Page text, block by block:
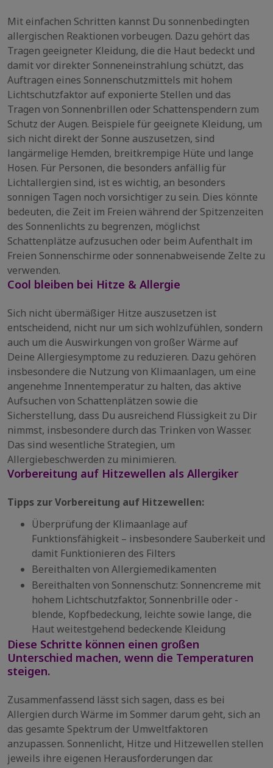
Mit einfachen Schritten kannst Du sonnenbedingten
allergischen Reaktionen vorbeugen. Dazu gehört das
Tragen geeigneter Kleidung, die die Haut bedeckt und
damit vor direkter Sonneneinstrahlung schützt, das
Auftragen eines Sonnenschutzmittels mit hohem
Lichtschutzfaktor auf exponierte Stellen und das
Tragen von Sonnenbrillen oder Schattenspendern zum
Schutz der Augen. Beispiele für geeignete Kleidung, um
sich nicht direkt der Sonne auszusetzen, sind
langärmelige Hemden, breitkrempige Hüte und lange
Hosen. Für Personen, die besonders anfällig für
Lichtallergien sind, ist es wichtig, an besonders
sonnigen Tagen noch vorsichtiger zu sein. Dies könnte
bedeuten, die Zeit im Freien während der Spitzenzeiten
des Sonnenlichts zu begrenzen, möglichst
Schattenplätze aufzusuchen oder beim Aufenthalt im
Freien Sonnenschirme oder sonnenabweisende Zelte zu
verwenden.
Cool bleiben bei Hitze & Allergie
Sich nicht übermäßiger Hitze auszusetzen ist
entscheidend, nicht nur um sich wohlzufühlen, sondern
auch um die Auswirkungen von großer Wärme auf
Deine Allergiesymptome zu reduzieren. Dazu gehören
insbesondere die Nutzung von Klimaanlagen, um eine
angenehme Innentemperatur zu halten, das aktive
Aufsuchen von Schattenplätzen sowie die
Sicherstellung, dass Du ausreichend Flüssigkeit zu Dir
nimmst, insbesondere durch das Trinken von Wasser.
Das sind wesentliche Strategien, um
Allergiebeschwerden zu minimieren.
Vorbereitung auf Hitzewellen als Allergiker
Tipps zur Vorbereitung auf Hitzewellen:
Überprüfung der Klimaanlage auf
Funktionsfähigkeit – insbesondere Sauberkeit und
damit Funktionieren des Filters
Bereithalten von Allergiemedikamenten
Bereithalten von Sonnenschutz: Sonnencreme mit
hohem Lichtschutzfaktor, Sonnenbrille oder -
blende, Kopfbedeckung, leichte sowie lange, die
Haut weitestgehend bedeckende Kleidung
Diese Schritte können einen großen
Unterschied machen, wenn die Temperaturen
steigen.
Zusammenfassend lässt sich sagen, dass es bei
Allergien durch Wärme im Sommer darum geht, sich an
das gesamte Spektrum der Umweltfaktoren
anzupassen. Sonnenlicht, Hitze und Hitzewellen stellen
jeweils ihre eigenen Herausforderungen dar.